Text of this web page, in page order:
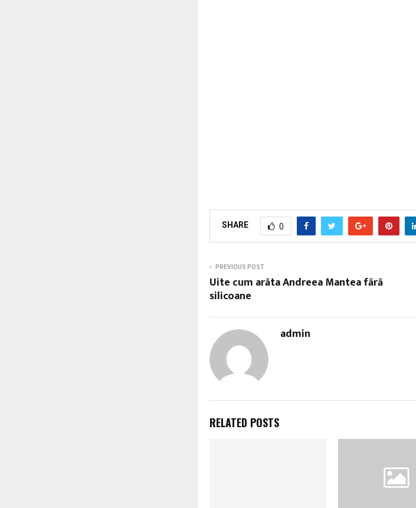
SHARE 0
PREVIOUS POST
Uite cum arăta Andreea Mantea fără
silicoane
admin
RELATED POSTS